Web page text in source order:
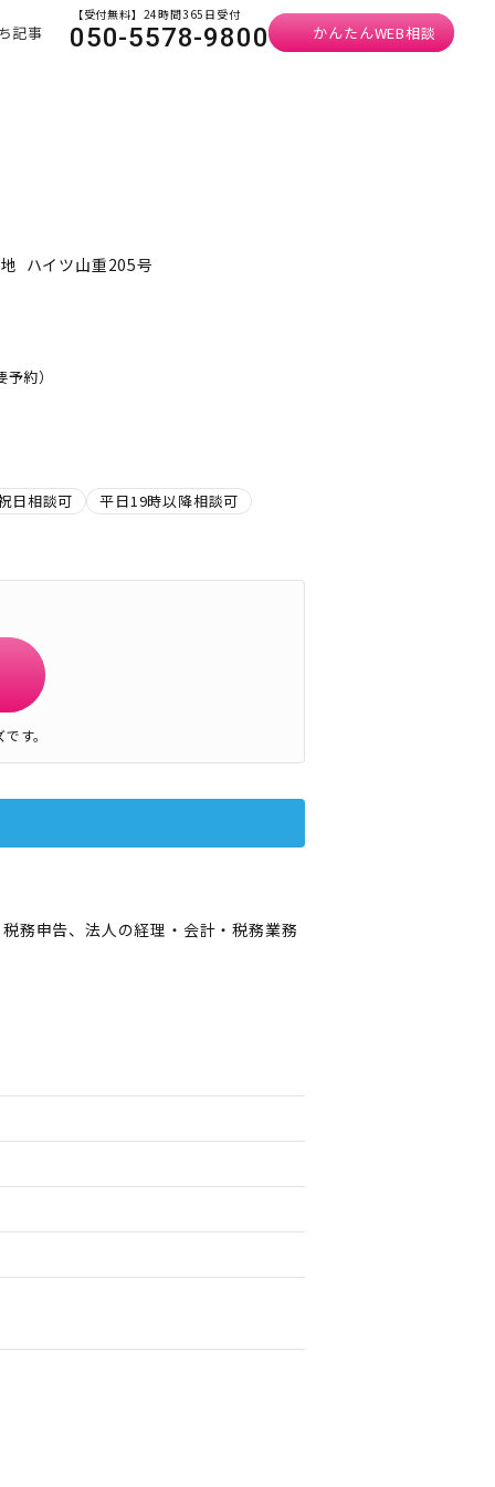
記事
【受付無料】24時間365日受付
050-5578-9800 かんたんWEB相談
ハイツ山重205号
約）
日相談可 平日19時以降相談可
す。
務申告、法人の経理・会計・税務業務